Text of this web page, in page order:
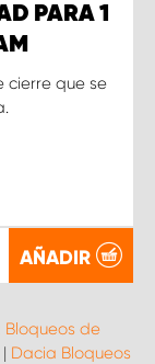
PARA 1
cierre que se
AÑADIR
Bloqueos de
| Dacia Bloqueos